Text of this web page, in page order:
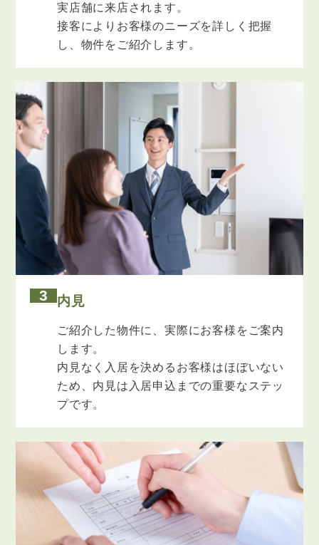
実店舗に来店されます。
接客によりお客様のニーズを詳しく把握
し、物件をご紹介します。
3 内見
ご紹介した物件に、実際にお客様をご案内
します。
内見なく入居を決めるお客様はほぼいない
ため、内見は入居申込までの重要なステッ
プです。